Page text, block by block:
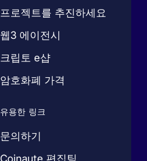
프로젝트를 추진하세요
웹3 에이전시
크립토 e샵
암호화폐 가격
유용한 링크
문의하기